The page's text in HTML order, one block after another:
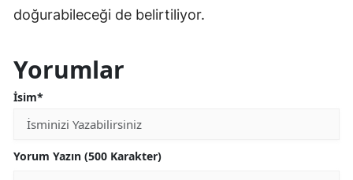
doğurabileceği de belirtiliyor.
Yorumlar
İsim*
Yorum Yazın (500 Karakter)